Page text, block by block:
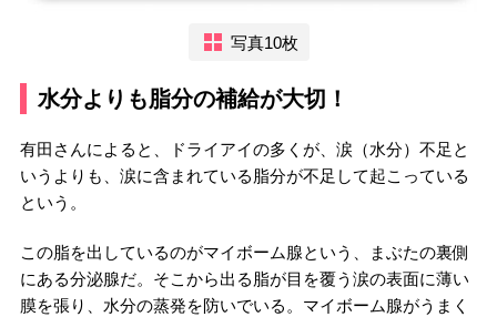
写真10枚
水分よりも脂分の補給が大切！
有田さんによると、ドライアイの多くが、涙（水分）不足と
いうよりも、涙に含まれている脂分が不足して起こっている
という。
この脂を出しているのがマイボーム腺という、まぶたの裏側
にある分泌腺だ。そこから出る脂が目を覆う涙の表面に薄い
膜を張り、水分の蒸発を防いでいる。マイボーム腺がうまく